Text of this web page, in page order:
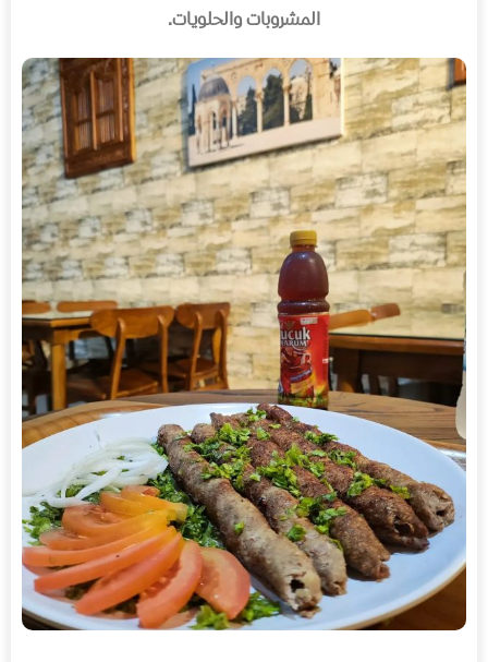
المشروبات والحلويات.